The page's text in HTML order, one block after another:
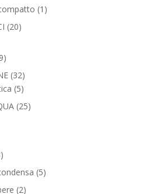
prodotti
1 1
2020
19
prodotti
3232
prodotti
55
prodotti
2525
3
prodotti
55
22